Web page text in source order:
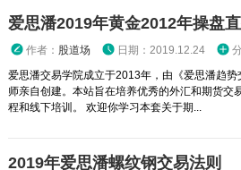
爱思潘2019年黄金2012年操盘
作者： 股道场 日期：2019.12.24
爱思潘交易学院成立于2013年，由《爱思潘趋
师亲自创建。本站旨在培养优秀的外汇和期货交
程和线下培训。 欢迎你学习本套关于期...
2019年爱思潘螺纹钢交易法则